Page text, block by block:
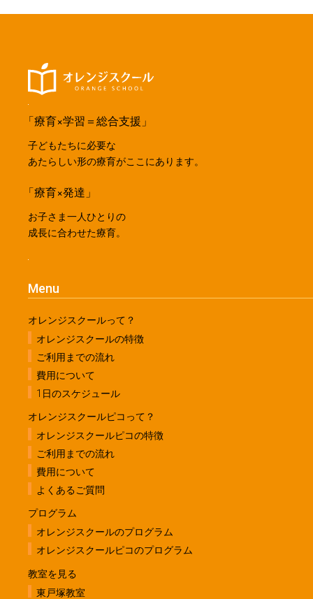
「療育×学習＝総合支援」
子どもたちに必要な
あたらしい形の療育がここにあります。
「療育×発達」
お子さま一人ひとりの
成長に合わせた療育。
Menu
オレンジスクールって？
オレンジスクールの特徴
ご利用までの流れ
費用について
1日のスケジュール
オレンジスクールピコって？
オレンジスクールピコの特徴
ご利用までの流れ
費用について
よくあるご質問
プログラム
オレンジスクールのプログラム
オレンジスクールピコのプログラム
教室を見る
東戸塚教室